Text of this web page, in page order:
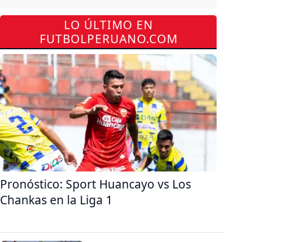
LO ÚLTIMO EN
FUTBOLPERUANO.COM
Pronóstico: Sport Huancayo vs Los
Chankas en la Liga 1